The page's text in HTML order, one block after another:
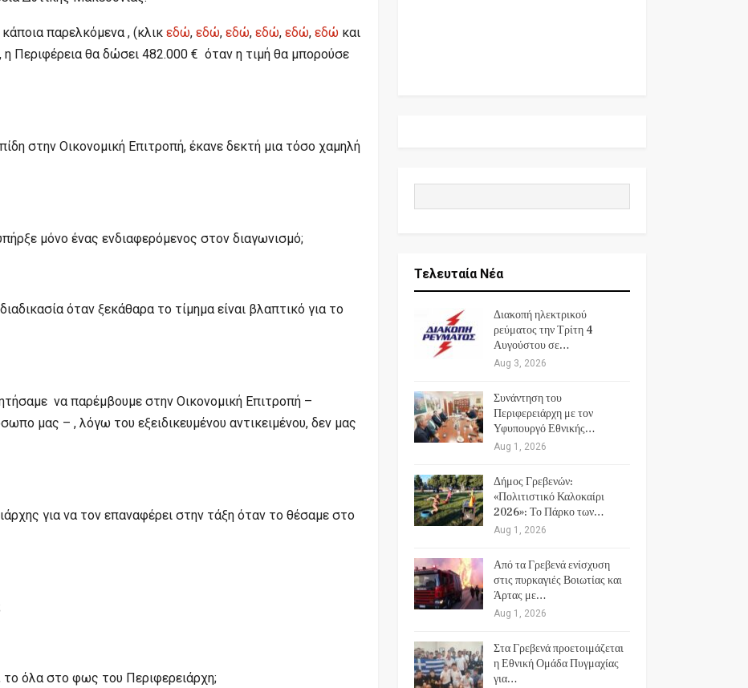
παρελκόμενα , (κλικ εδώ, εδώ, εδώ, εδώ, εδώ, εδώ και
η Περιφέρεια θα δώσει 482.000 € όταν η τιμή θα μπορούσε
στην Οικονομική Επιτροπή, έκανε δεκτή μια τόσο χαμηλή
μόνο ένας ενδιαφερόμενος στον διαγωνισμό;
όταν ξεκάθαρα το τίμημα είναι βλαπτικό για το
να παρέμβουμε στην Οικονομική Επιτροπή –
μας – , λόγω του εξειδικευμένου αντικειμένου, δεν μας
για να τον επαναφέρει στην τάξη όταν το θέσαμε στο
το όλα στο φως του Περιφερειάρχη;
Τελευταία Νέα
Διακοπή ηλεκτρικού
ρεύματος την Τρίτη 4
Αυγούστου σε…
Aug 3, 2026
Συνάντηση του
Περιφερειάρχη με τον
Υφυπουργό Εθνικής…
Aug 1, 2026
Δήμος Γρεβενών:
«Πολιτιστικό Καλοκαίρι
2026»: Το Πάρκο των…
Aug 1, 2026
Από τα Γρεβενά ενίσχυση
στις πυρκαγιές Βοιωτίας και
Άρτας με…
Aug 1, 2026
Στα Γρεβενά προετοιμάζεται
η Εθνική Ομάδα Πυγμαχίας
για…